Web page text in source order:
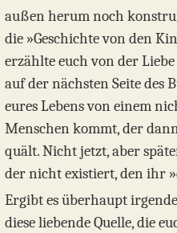
außen herum noch
die »Geschichte von den
erzählte euch von der
auf der nächsten Seite des
eures Lebens von einem
Menschen kommt, der
quält. Nicht jetzt, aber
der nicht existiert, den ihr
Ergibt es überhaupt
diese liebende Quelle, die